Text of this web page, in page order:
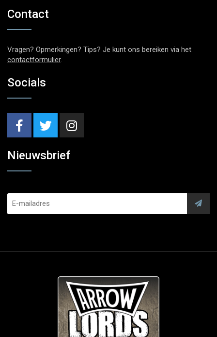
Contact
Vragen? Opmerkingen? Tips? Je kunt ons bereiken via het
contactformulier.
Socials
Nieuwsbrief